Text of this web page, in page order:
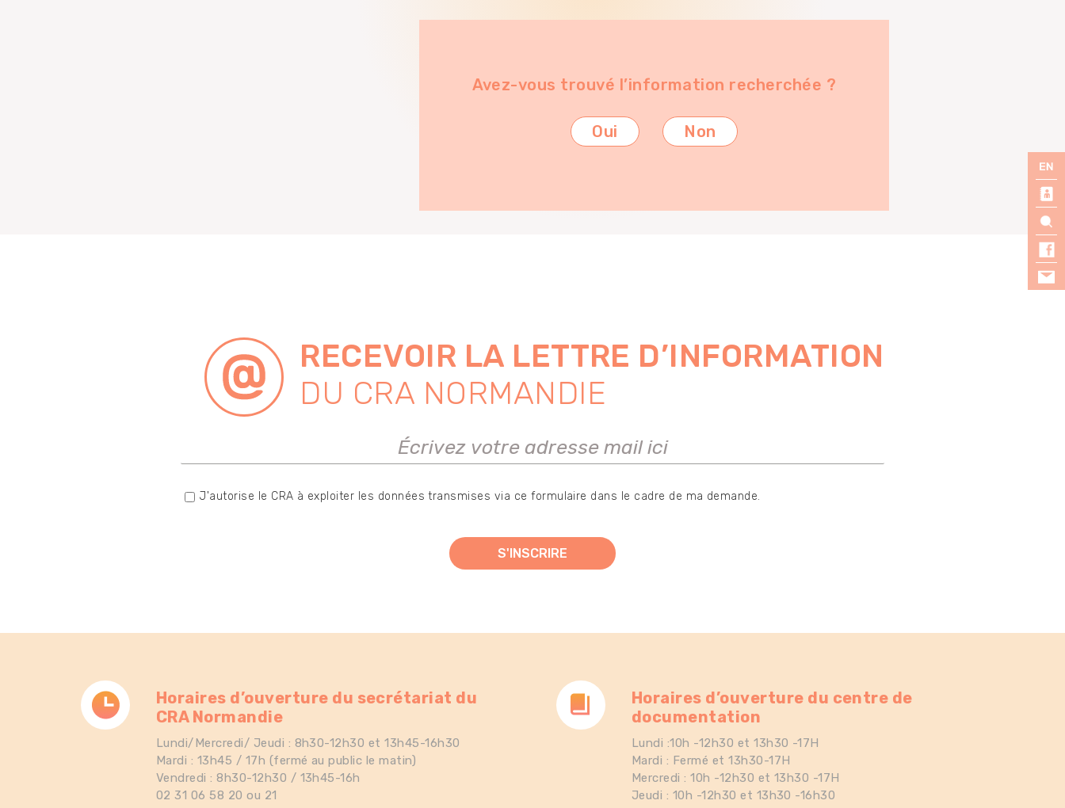
Avez-vous trouvé l’information recherchée ?
Oui Non
RECEVOIR LA LETTRE D’INFORMATION
DU CRA NORMANDIE
J'autorise le CRA à exploiter les données transmises via ce formulaire dans le cadre de ma demande.
Horaires d’ouverture du secrétariat du
CRA Normandie
Lundi/Mercredi/ Jeudi : 8h30-12h30 et 13h45-16h30
Mardi : 13h45 / 17h (fermé au public le matin)
Vendredi : 8h30-12h30 / 13h45-16h
02 31 06 58 20 ou 21
Horaires d’ouverture du centre de
documentation
Lundi :10h -12h30 et 13h30 -17H
Mardi : Fermé et 13h30-17H
Mercredi : 10h -12h30 et 13h30 -17H
Jeudi : 10h -12h30 et 13h30 -16h30